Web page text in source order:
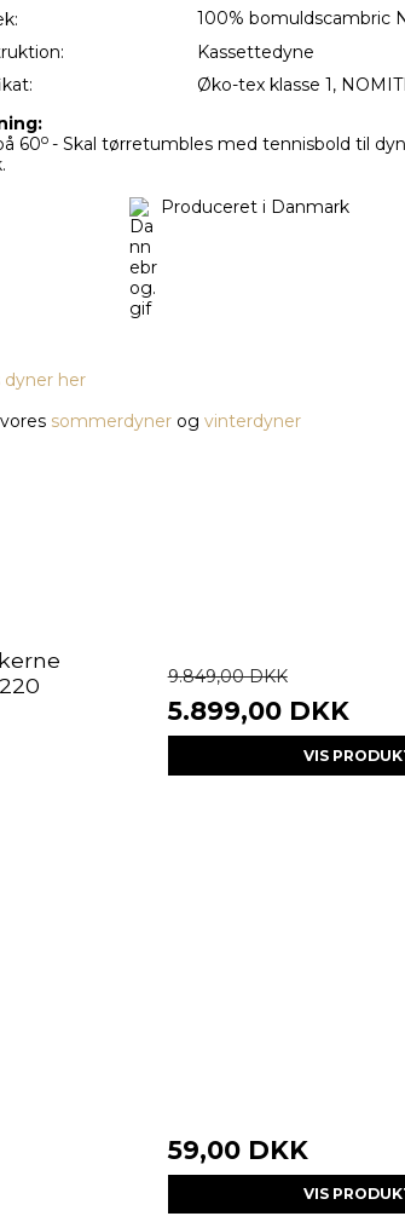
100% bomuldscambric
Kassettedyne
Øko-tex klasse 1,
60o - Skal tørretumbles med tennisbold til
Produceret i Danmark
dyner her
sommerdyner og vinterdyner
9.849,00 DKK
5.899,00 DKK
VIS
59,00 DKK
VIS